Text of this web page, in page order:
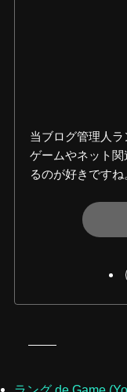
当ブログ管理人ラ
ゲームやネット
るのが好きですね